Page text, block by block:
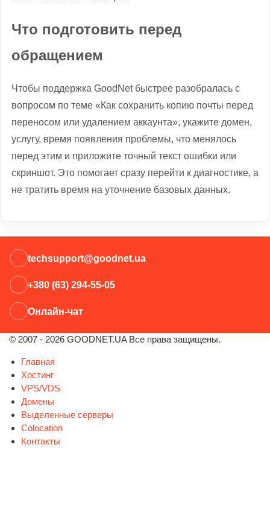
Что подготовить перед
обращением
Чтобы поддержка GoodNet быстрее разобралась с
вопросом по теме «Как сохранить копию почты перед
переносом или удалением аккаунта», укажите домен,
услугу, время появления проблемы, что менялось
перед этим и приложите точный текст ошибки или
скриншот. Это помогает сразу перейти к диагностике, а
не тратить время на уточнение базовых данных.
techsupport@goodnet.ua
+380 (63) 294-55-05
Онлайн-чат
© 2007 - 2026 GOODNET.UA Все права защищены.
Главная
Хостинг
VPS/VDS
Домены
Выделенные серверы
Colocation
Контакты